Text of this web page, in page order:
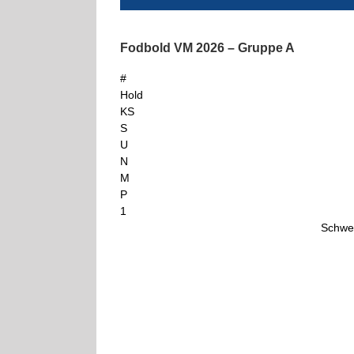
Fodbold VM 2026 – Gruppe A
#
Hold
KS
S
U
N
M
P
1